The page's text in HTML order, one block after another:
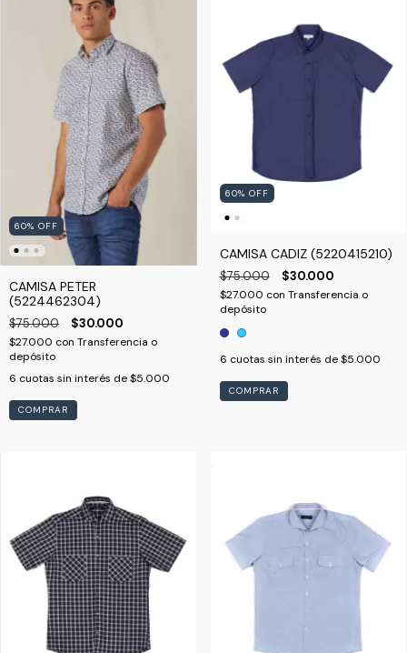
60% OFF
CAMISA PETER
(5224462304)
$75.000 $30.000
$27.000 con Transferencia o
depósito
6 cuotas sin interés de$5.000
COMPRAR
60% OFF
CAMISA CADIZ (5220415210)
$75.000 $30.000
$27.000 con Transferencia o
depósito
6 cuotas sin interés de$5.000
COMPRAR